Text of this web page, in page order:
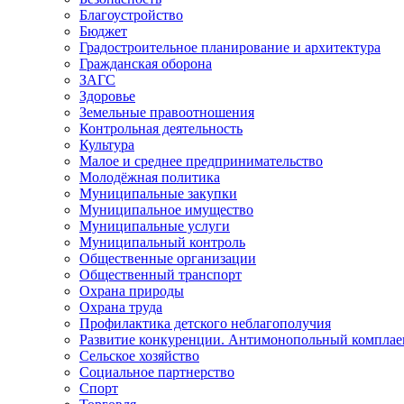
Благоустройство
Бюджет
Градостроительное планирование и архитектура
Гражданская оборона
ЗАГС
Здоровье
Земельные правоотношения
Контрольная деятельность
Культура
Малое и среднее предпринимательство
Молодёжная политика
Муниципальные закупки
Муниципальное имущество
Муниципальные услуги
Муниципальный контроль
Общественные организации
Общественный транспорт
Охрана природы
Охрана труда
Профилактика детского неблагополучия
Развитие конкуренции. Антимонопольный
Сельское хозяйство
Социальное партнерство
Спорт